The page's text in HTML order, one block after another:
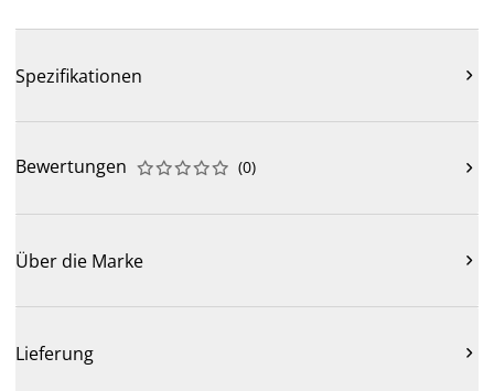
Spezifikationen 
Bewertungen 




 (0) 
Über die Marke 
Lieferung 